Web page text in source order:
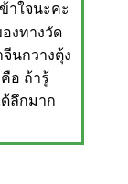
าใจนะคะ
งทางวัด
นกวางตุ้ง
อ ถ้ารู้
ด้ลึกมาก